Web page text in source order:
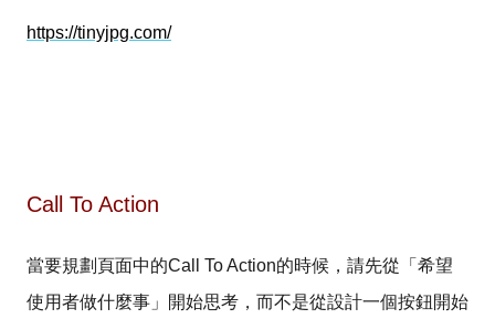
https://tinyjpg.com/
Call To Action
當要規劃頁面中的Call To Action的時候，請先從「希望
使用者做什麼事」開始思考，而不是從設計一個按鈕開始